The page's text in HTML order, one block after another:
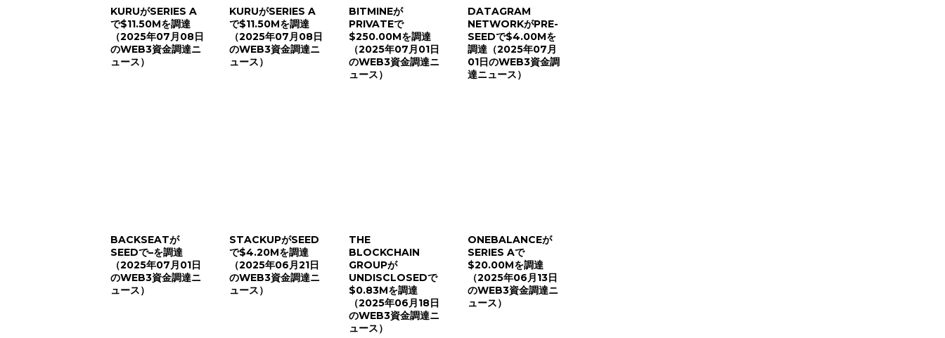
KURUがSERIES A
で$11.50Mを調達
（2025年07月08日
のWEB3資金調達ニ
ュース）
KURUがSERIES A
で$11.50Mを調達
（2025年07月08日
のWEB3資金調達ニ
ュース）
BITMINEが
PRIVATEで
$250.00Mを調達
（2025年07月01日
のWEB3資金調達ニ
ュース）
DATAGRAM
NETWORKがPRE-
SEEDで$4.00Mを
調達（2025年07月
01日のWEB3資金調
達ニュース）
BACKSEATが
SEEDで–を調達
（2025年07月01日
のWEB3資金調達ニ
ュース）
STACKUPがSEED
で$4.20Mを調達
（2025年06月21日
のWEB3資金調達ニ
ュース）
THE
BLOCKCHAIN
GROUPが
UNDISCLOSEDで
$0.83Mを調達
（2025年06月18日
のWEB3資金調達ニ
ュース）
ONEBALANCEが
SERIES Aで
$20.00Mを調達
（2025年06月13日
のWEB3資金調達ニ
ュース）